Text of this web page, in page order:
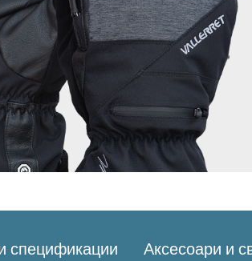
спецификации Аксесоари и